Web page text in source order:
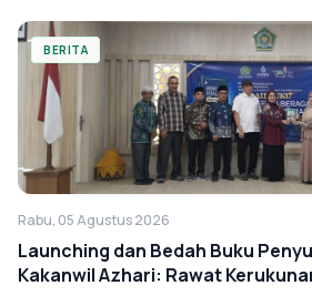
BERITA
Rabu, 05 Agustus 2026
Launching dan Bedah Buku
Kakanwil Azhari: Rawat